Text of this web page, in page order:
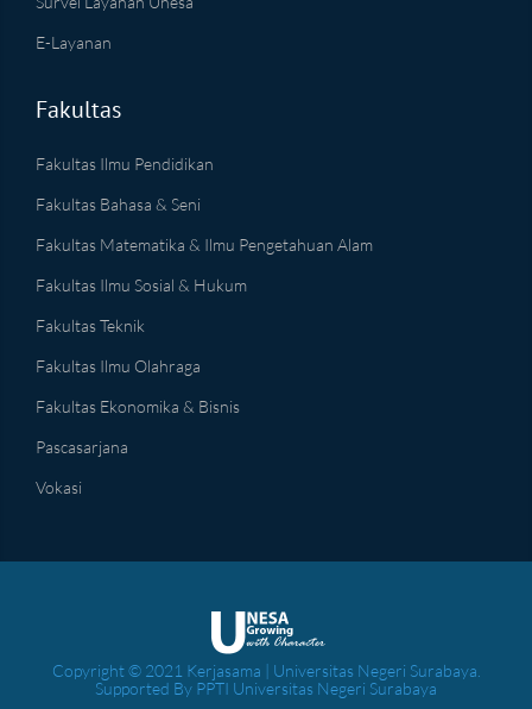
E-Layanan
Fakultas
Fakultas Ilmu Pendidikan
Fakultas Bahasa & Seni
Fakultas Matematika & Ilmu Pengetahuan Alam
Fakultas Ilmu Sosial & Hukum
Fakultas Teknik
Fakultas Ilmu Olahraga
Fakultas Ekonomika & Bisnis
Pascasarjana
Vokasi
Copyright © 2021 Kerjasama | Universitas Negeri Surabaya.
Supported By PPTI Universitas Negeri Surabaya